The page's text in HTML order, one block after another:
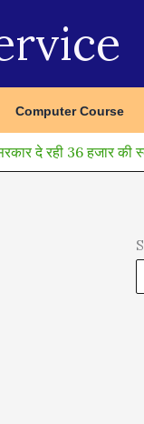
Computer Course
दे रही 36 हजार की